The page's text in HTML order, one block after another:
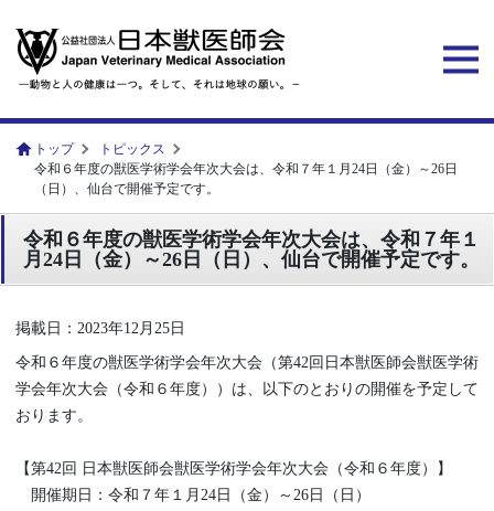
トップ
トピックス
令和６年度の獣医学術学会年次大会は、令和７年１月24日（金）～26日
（日）、仙台で開催予定です。
令和６年度の獣医学術学会年次大会は、令和７年１
月24日（金）～26日（日）、仙台で開催予定です。
掲載日：2023年12月25日
令和６年度の獣医学術学会年次大会（第42回日本獣医師会獣医学術
学会年次大会（令和６年度））は、以下のとおりの開催を予定して
おります。
【第42回 日本獣医師会獣医学術学会年次大会（令和６年度）】
開催期日：令和７年１月24日（金）～26日（日）